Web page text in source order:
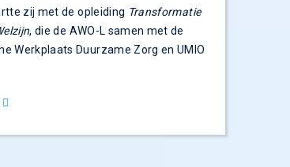
zij met de opleiding Transformatie
, die de AWO-L samen met de
Werkplaats Duurzame Zorg en UMIO